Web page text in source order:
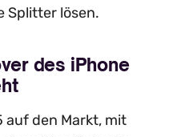
Splitter lösen.
des iPhone
auf den Markt, mit